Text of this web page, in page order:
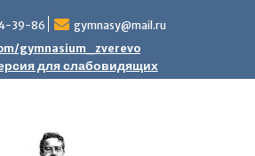
39-86
gymnasy@mail.ru
gymnasium_zverevo
для слабовидящих